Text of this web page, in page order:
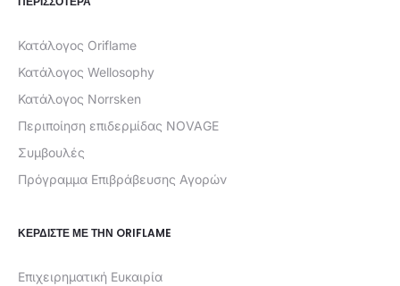
Κατάλογος Oriflame
Κατάλογος Wellosophy
Κατάλογος Norrsken
Περιποίηση επιδερμίδας NOVAGE
Συμβουλές
Πρόγραμμα Επιβράβευσης Αγορών
ΚΕΡΔΊΣΤΕ ΜΕ ΤΗΝ ORIFLAME
Επιχειρηματική Ευκαιρία